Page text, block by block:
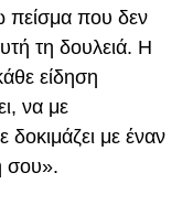
πείσμα που δεν
τη δουλειά. Η
είδηση
να με
δοκιμάζει με έναν
σου».